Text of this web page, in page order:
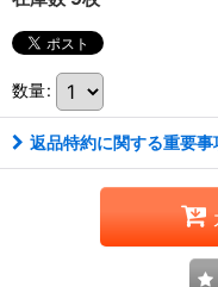
数量:
返品特約に関する重要事